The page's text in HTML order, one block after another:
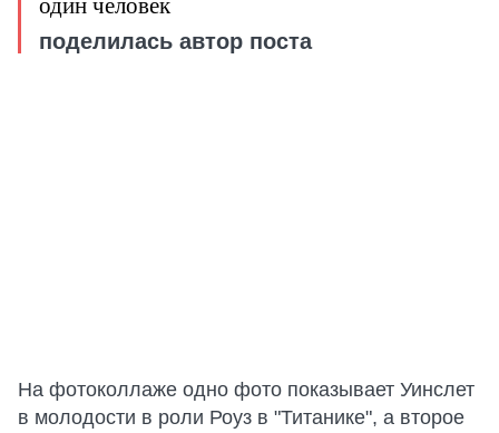
один человек
поделилась автор поста
На фотоколлаже одно фото показывает Уинслет
в молодости в роли Роуз в "Титанике", а второе